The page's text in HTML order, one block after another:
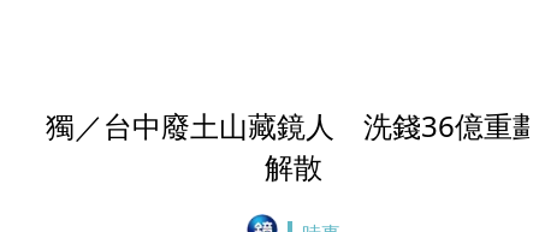
獨／台中廢土山藏鏡人 洗錢36億重
解散